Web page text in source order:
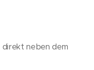
neben dem